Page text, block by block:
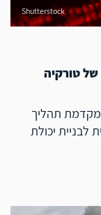
Shutterstock
טורקיה
מקדמת תהליך
לבניית יכולת